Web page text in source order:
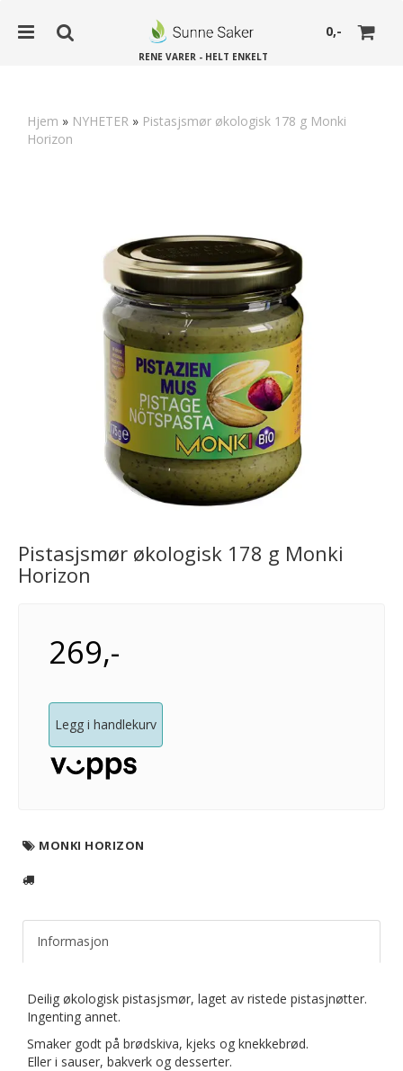
0,-
RENE VARER - HELT ENKELT
Hjem » NYHETER » Pistasjsmør økologisk 178 g Monki
Horizon
Pistasjsmør økologisk 178 g Monki
Horizon
269,-
Legg i handlekurv
MONKI HORIZON
Informasjon
Deilig økologisk pistasjsmør, laget av ristede pistasjnøtter.
Ingenting annet.
Smaker godt på brødskiva, kjeks og knekkebrød.
Eller i sauser, bakverk og desserter.